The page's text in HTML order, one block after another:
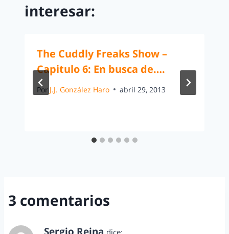
interesar:
The Cuddly Freaks Show –
Capitulo 6: En busca de….
Por J.J. González Haro abril 29, 2013
3 comentarios